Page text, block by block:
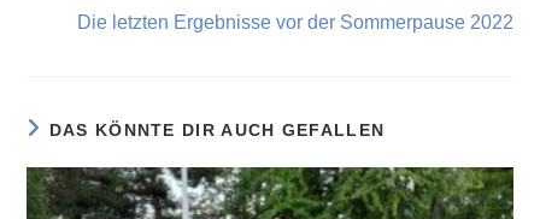
Die letzten Ergebnisse vor der Sommerpause 2022
DAS KÖNNTE DIR AUCH GEFALLEN